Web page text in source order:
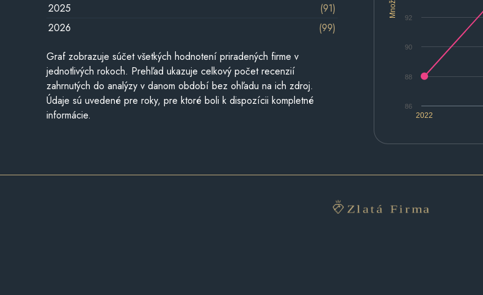
2022
86
88
90
92
2025
(91)
2026
(99)
Graf zobrazuje súčet všetkých hodnotení priradených firme v
jednotlivých rokoch. Prehľad ukazuje celkový počet recenzií
zahrnutých do analýzy v danom období bez ohľadu na ich zdroj.
Údaje sú uvedené pre roky, pre ktoré boli k dispozícii kompletné
informácie.